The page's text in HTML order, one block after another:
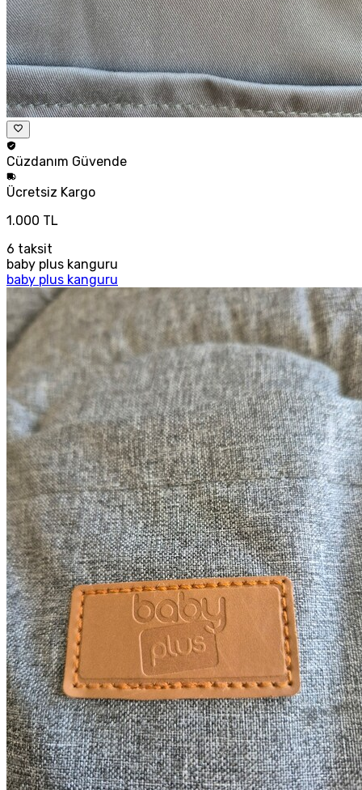
Cüzdanım Güvende
Ücretsiz Kargo
1.000 TL
6 taksit
baby plus kanguru
baby plus kanguru